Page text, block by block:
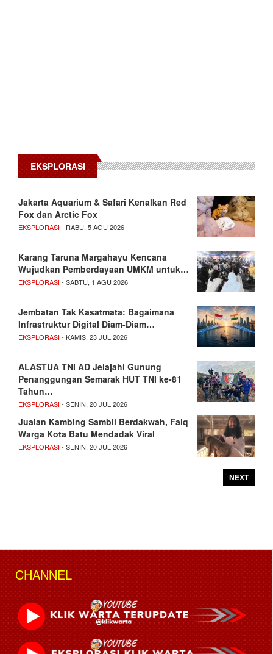
EKSPLORASI
Jakarta Aquarium & Safari Kenalkan Red
Fox dan Arctic Fox
EKSPLORASI- RABU, 5 AGU 2026
Karang Taruna Margahayu Kencana
Wujudkan Pemberdayaan UMKM untuk…
EKSPLORASI- SABTU, 1 AGU 2026
Jembatan Tak Kasatmata: Bagaimana
Infrastruktur Digital Diam-Diam…
EKSPLORASI- KAMIS, 23 JUL 2026
ALASTUA TNI AD Jelajahi Gunung
Penanggungan Semarak HUT TNI ke-81
Tahun…
EKSPLORASI- SENIN, 20 JUL 2026
Jualan Kambing Sambil Berdakwah, Faiq
Warga Kota Batu Mendadak Viral
EKSPLORASI- SENIN, 20 JUL 2026
NEXT
CHANNEL